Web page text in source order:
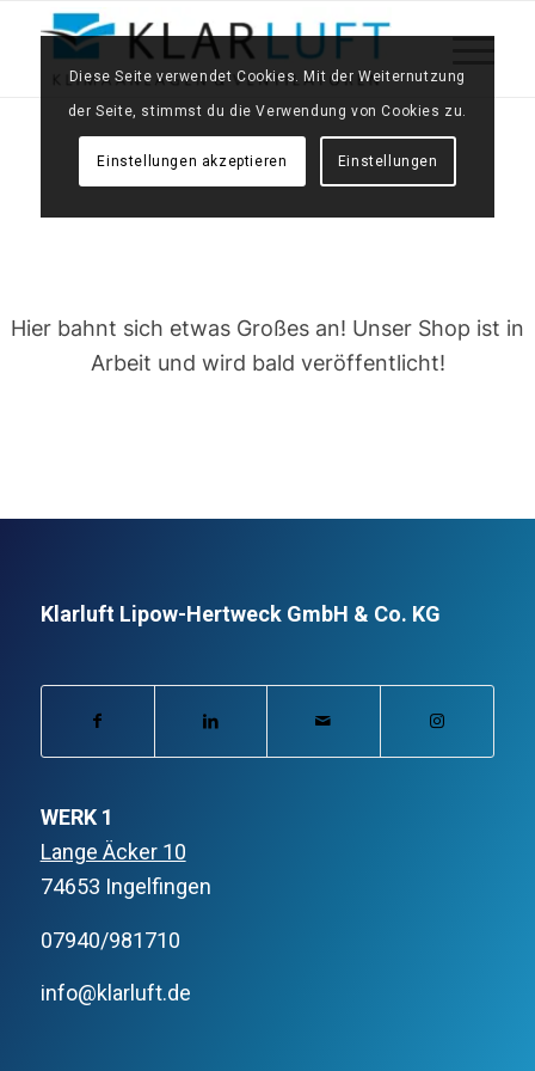
Hier bahnt sich etwas Großes an! Unser Shop ist in
Arbeit und wird bald veröffentlicht!
Klarluft Lipow-Hertweck GmbH & Co. KG
WERK 1
Lange Äcker 10
74653 Ingelfingen
07940/981710
info@klarluft.de
Diese Seite verwendet Cookies. Mit der Weiternutzung
der Seite, stimmst du die Verwendung von Cookies zu.
Einstellungen akzeptieren Einstellungen